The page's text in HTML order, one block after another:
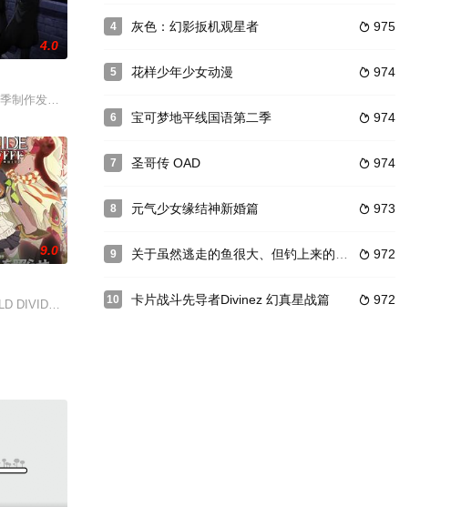
冰及他的助手草野。在他们身
企划作品，2019年11月宣布了动画化
4.0
制作发表 2024年开播
舅舅，却只见他独
9.0
DIVIDE -# 000000-》预告与视觉图公布】Aniplex TCG（集换式卡牌
4  975
灰色：幻影扳机观星者
5  974
花样少年少女动漫
6  974
宝可梦地平线国语第二季
7  974
圣哥传 OAD
8  973
元气少女缘结神新婚篇
9  972
关于虽然逃走的鱼很大、但钓上来的鱼却太大了这件事
10  972
卡片战斗先导者Divinez 幻真星战篇